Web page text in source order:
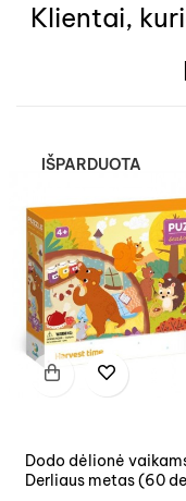
Klientai,
IŠPARDUOTA
Dodo dėlionė
Derliaus metas (60